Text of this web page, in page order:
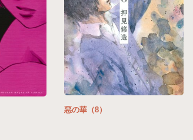
惡の華（8）